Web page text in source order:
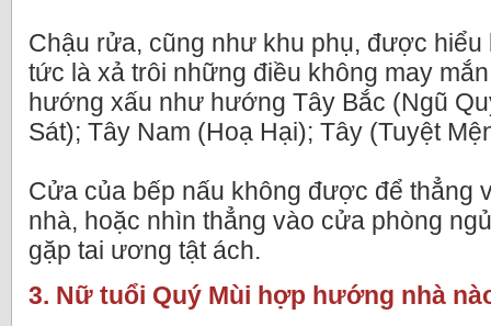
Chậu rửa, cũng như khu phụ, được
tức là xả trôi những điều không may
hướng xấu như hướng Tây Bắc (Ngũ
Sát); Tây Nam (Hoạ Hại); Tây (Tuyệt
Cửa của bếp nấu không được để thẳng
nhà, hoặc nhìn thẳng vào cửa phòng
gặp tai ương tật ách.
3. Nữ tuổi Quý Mùi hợp hướng nhà